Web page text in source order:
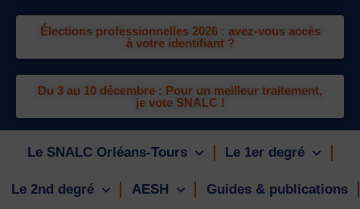
Élections professionnelles 2026 : avez-vous accès
à votre identifiant ?
Du 3 au 10 décembre : Pour un meilleur traitement,
je vote SNALC !
Le SNALC Orléans-Tours Le 1er degré
Le 2nd degré AESH Guides & publications